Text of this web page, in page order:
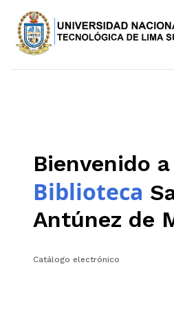
Aula
Bienvenido
Biblioteca
Antúnez de
Catálogo electrónico